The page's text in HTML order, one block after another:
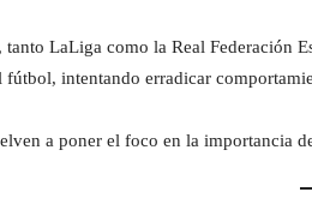
LaLiga como la Real Federación
intentando erradicar
a poner el foco en la importancia